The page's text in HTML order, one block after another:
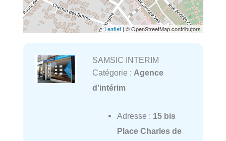
Leaflet | © OpenStreetMap contributors
SAMSIC INTERIM
Catégorie : Agence
d'intérim
Adresse : 15 bis
Place Charles de